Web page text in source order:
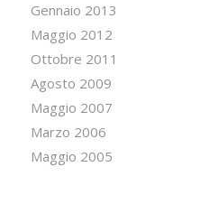
Gennaio 2013
Maggio 2012
Ottobre 2011
Agosto 2009
Maggio 2007
Marzo 2006
Maggio 2005